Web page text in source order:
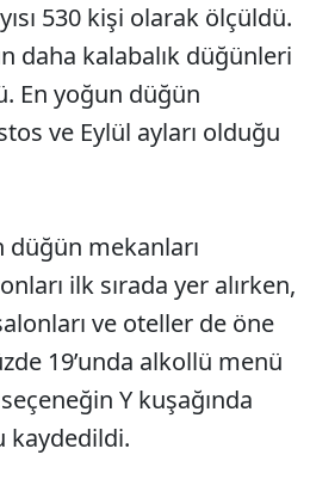
530 kişi olarak ölçüldü.
daha kalabalık düğünleri
En yoğun düğün
ve Eylül ayları olduğu
düğün mekanları
ilk sırada yer alırken,
ve oteller de öne
19’unda alkollü menü
Y kuşağında
kaydedildi.